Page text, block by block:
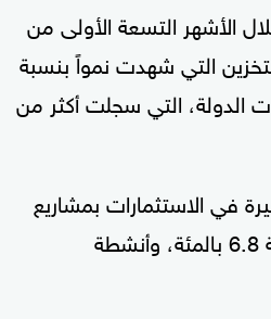
الأشهر التسعة الأولى من
2023، في أنشطة النقل والتخزين التي شهدت نمواً بنسبة
الدولة، التي سجلت أكثر من
نتيجة للزيادة الكبيرة في الاستثمارات بمشاريع
البنية التحتية الحضرية، فيما نمت الأنشطة المالية وأنشطة التأمين بنسبة 6.8 بالمئة، وأنشطة